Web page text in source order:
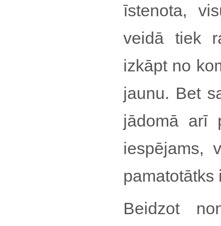
īstenota,
veidā tiek
izkāpt no
jaunu. Bet
jādomā arī
iespējams,
pamatotātks
Beidzot